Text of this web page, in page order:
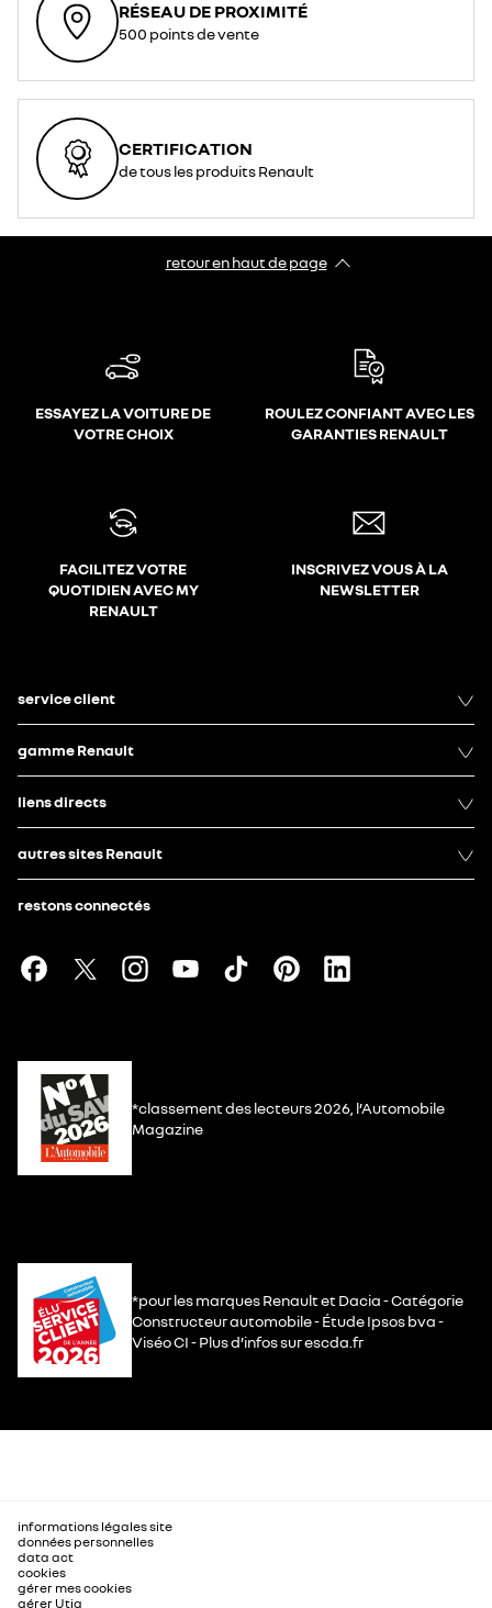
RÉSEAU DE PROXIMITÉ
500 points de vente
CERTIFICATION
de tous les produits Renault
retour en haut de page​
ESSAYEZ LA VOITURE DE
VOTRE CHOIX
ROULEZ CONFIANT AVEC LES
GARANTIES RENAULT
FACILITEZ VOTRE
QUOTIDIEN AVEC MY
RENAULT
INSCRIVEZ VOUS À LA
NEWSLETTER
service client
gamme Renault
liens directs
autres sites Renault
restons connectés
*classement des lecteurs 2026, l’Automobile
Magazine
*pour les marques Renault et Dacia - Catégorie
Constructeur automobile - Étude Ipsos bva -
Viséo CI - Plus d’infos sur escda.fr
informations légales site
données personnelles
data act
cookies
gérer mes cookies
gérer Utiq